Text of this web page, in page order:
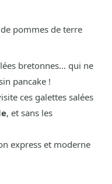
pommes de terre
bretonnes… qui ne
pancake !
ces galettes salées
, et sans les
express et moderne